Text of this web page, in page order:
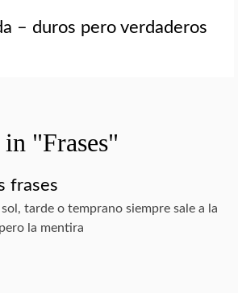
– duros pero verdaderos
"Frases"
frases
tarde o temprano siempre sale a la
la mentira